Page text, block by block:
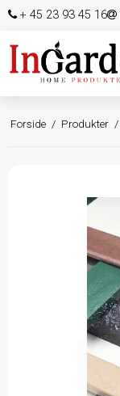
+ 45 23 93 45 16
Forside / Produkter /